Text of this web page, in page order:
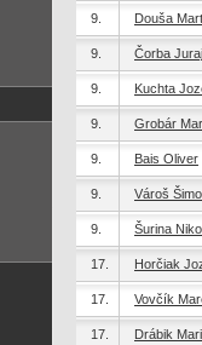
9. Douša
9. Čorba Juraj
9. Kuchta
9. Grobár
9. Bais Oliver
9. Vároš
9. Šurina Niko
17. Horčiak
17. Vovčík
17. Drábik